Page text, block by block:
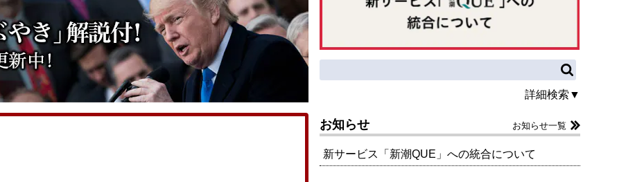
詳細検索▼
お知らせ お知らせ一覧
新サービス「新潮QUE」への統合について